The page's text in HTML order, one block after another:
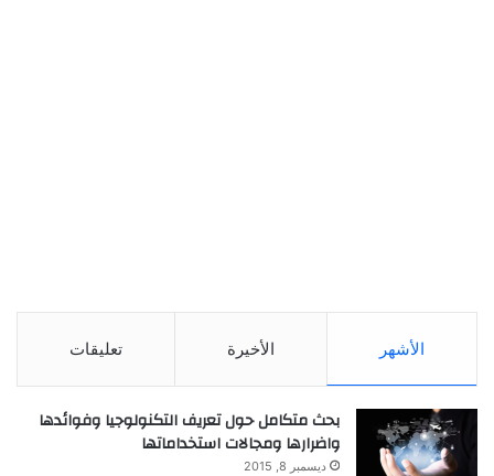
الأشهر الأخيرة تعليقات
بحث متكامل حول تعريف التكنولوجيا وفوائدها
واضرارها ومجالات استخداماتها
ديسمبر 8, 2015